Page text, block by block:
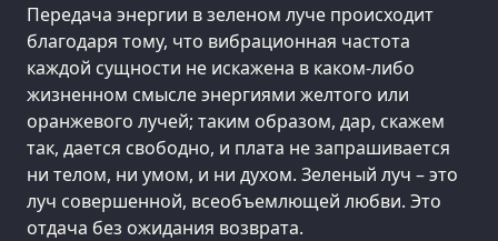
Передача энергии в зеленом луче происходит
благодаря тому, что вибрационная частота
каждой сущности не искажена в каком-либо
жизненном смысле энергиями желтого или
оранжевого лучей; таким образом, дар, скажем
так, дается свободно, и плата не запрашивается
ни телом, ни умом, и ни духом. Зеленый луч – это
луч совершенной, всеобъемлющей любви. Это
отдача без ожидания возврата.